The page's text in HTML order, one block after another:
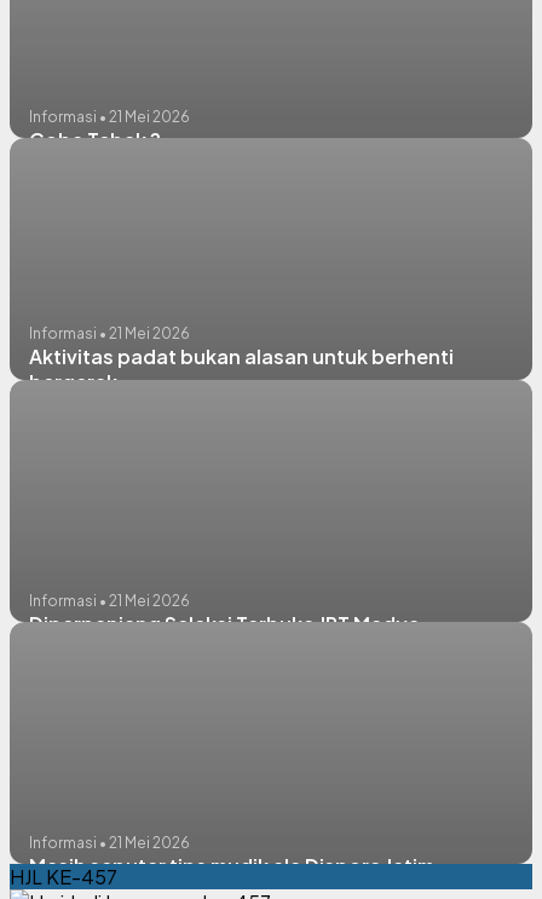
Informasi • 21 Mei 2026
Coba Tebak ?
Informasi • 21 Mei 2026
Aktivitas padat bukan alasan untuk berhenti
bergerak.
Informasi • 21 Mei 2026
Diperpanjang Seleksi Terbuka JPT Madya
Informasi • 21 Mei 2026
Masih seputar tips mudik ala Dispora Jatim
HJL KE-457